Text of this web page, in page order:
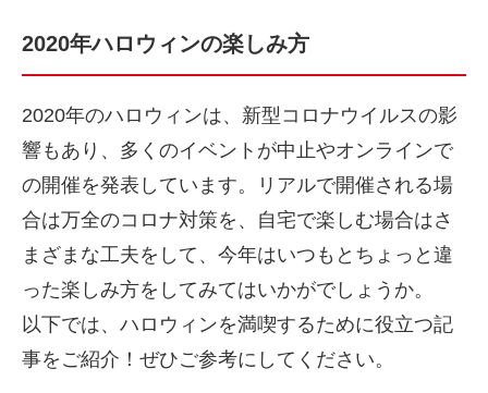
2020年ハロウィンの楽しみ方
2020年のハロウィンは、新型コロナウイルスの影
響もあり、多くのイベントが中止やオンラインで
の開催を発表しています。リアルで開催される場
合は万全のコロナ対策を、自宅で楽しむ場合はさ
まざまな工夫をして、今年はいつもとちょっと違
った楽しみ方をしてみてはいかがでしょうか。
以下では、ハロウィンを満喫するために役立つ記
事をご紹介！ぜひご参考にしてください。